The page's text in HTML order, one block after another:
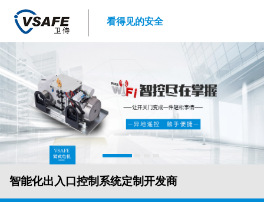
看得见的安全
智能化出入口控制系统定制开发商